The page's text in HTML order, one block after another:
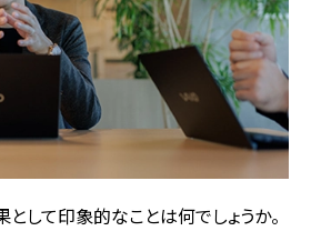
して印象的なことは何でしょうか。